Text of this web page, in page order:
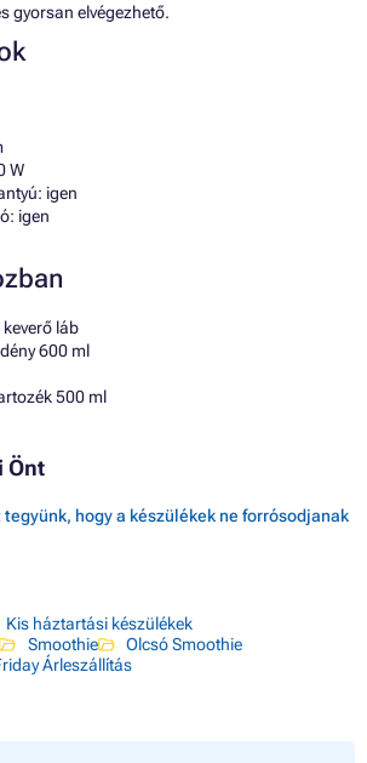
gyorsan elvégezhető.
W
igen
igen
láb
600 ml
500 ml
Önt
hogy a készülékek ne forrósodjanak
Kis háztartási készülékek
Smoothie
Olcsó Smoothie
Árleszállítás